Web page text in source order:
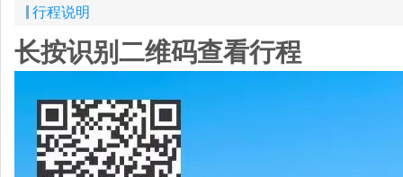
行程说明
长按识别二维码查看行程